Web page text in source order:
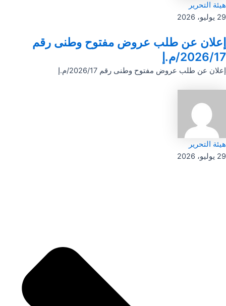
هيئة التحرير
29 يوليو، 2026
إعلان عن طلب عروض مفتوح وطنى رقم
2026/17/م.إ
إعلان عن طلب عروض مفتوح وطنى رقم 2026/17/م.إ
هيئة التحرير
29 يوليو، 2026